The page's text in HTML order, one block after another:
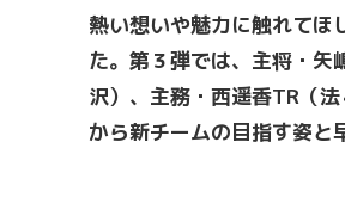
熱い想いや魅力に触れてほ
た。第３弾では、主将・
沢）、主務・西遥香TR （
から新チームの目指す姿と